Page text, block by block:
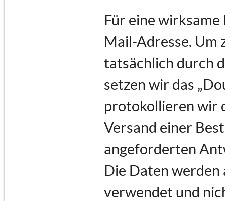
Für eine
Mail-Adresse. Um
tatsächlich durch
setzen wir das
protokollieren wir
Versand einer
angeforderten
Die Daten
verwendet und